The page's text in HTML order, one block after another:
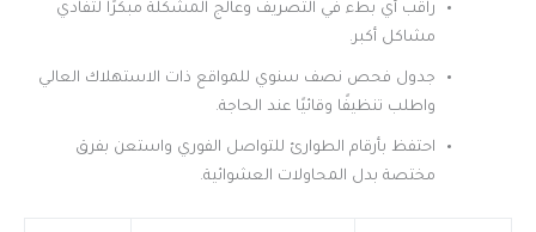
راقب أي بطء في التصريف وعالج المشكلة مبكرًا لتفادي
مشاكل أكبر.
جدول فحص نصف سنوي للمواقع ذات الاستهلاك العالي
واطلب تنظيفًا وقائيًا عند الحاجة.
احتفظ بأرقام الطوارئ للتواصل الفوري واستعن بفرق
مختصة بدل المحاولات العشوائية.